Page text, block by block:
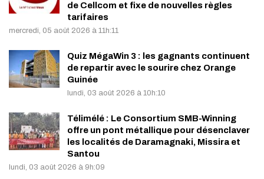
de Cellcom et fixe de nouvelles règles
tarifaires
mercredi, 05 août 2026 à 11h:11
Quiz MégaWin 3 : les gagnants continuent
de repartir avec le sourire chez Orange
Guinée
lundi, 03 août 2026 à 10h:10
Télimélé : Le Consortium SMB-Winning
offre un pont métallique pour désenclaver
les localités de Daramagnaki, Missira et
Santou
lundi, 03 août 2026 à 9h:09